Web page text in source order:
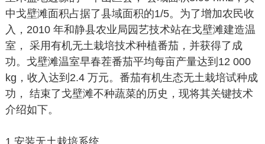
中戈壁滩面积占据了县域面积的1/5。为了增加农民收
入，2010 年和静县农业局园艺技术站在戈壁滩建造温
室， 采用有机无土栽培技术种植番茄，并获得了成
功。戈壁滩温室早春茬番茄平均每亩产量达到12 000
kg，收入达到2.4 万元。番茄有机生态无土栽培试种成
功， 结束了戈壁滩不种蔬菜的历史，现将其关键技术
介绍如下。
1 安装无土栽培系统